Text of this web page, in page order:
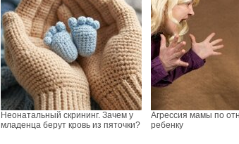
Неонатальный скрининг. Зачем у
младенца берут кровь из пяточки?
Агрессия мамы по
ребенку